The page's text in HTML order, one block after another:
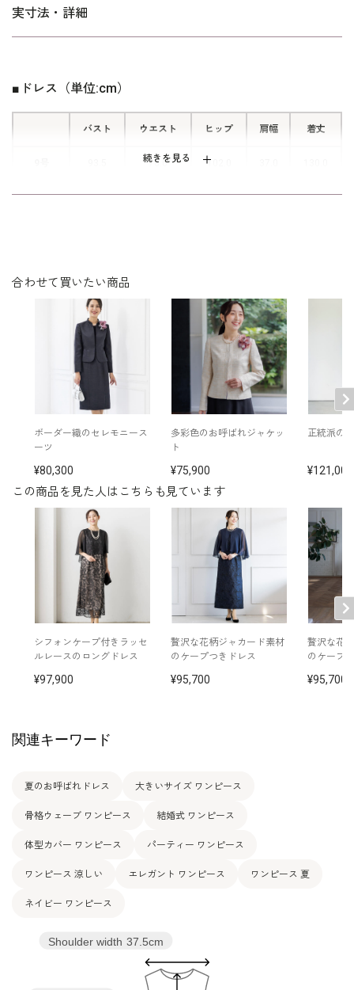
繊細さのあるレースで仕立てたロング
実寸法・詳細
続きを見る
■ドレス（単位:cm）
バスト ウエスト ヒップ 肩幅 着丈
78.0 102.0
11号 97.5 82.0 106.0 37.5 131.0
表地：ポリエステル100％（シャインフラワーレース）
裏地：ポリエステル100％
洗濯方法：ご自宅で洗濯可
後ろファスナー
※モデル着用：
ネックレス /
5519505-91
バッグ /5520201-91
※モデル：身長160cm 9号着用
■ケープ（単位:cm）
バスト 後着丈 袖丈
104.5 62.0
108.5 37.0 62.5
13号 112.5 37.5 63.0 36.0
15号 38.5 36.0
素材 ポリエステル100％（シフォン）
この商品を見た人はこちらも見ています
シフォンケープ付きラッセ
ルレースのロングドレス
97,900
贅沢な花柄ジャカード素材
のケープつきドレス
95,700
贅沢な花
のケープ
95,700
合わせて買いたい商品
ボーダー織のセレモニース
ーツ
80,300
多彩色のお呼ばれジャケッ
ト
75,900
正統派の
121,000
関連キーワード
夏のお呼ばれドレス 大きいサイズ ワンピース
骨格ウェーブ ワンピース 結婚式 ワンピース
体型カバー ワンピース パーティー ワンピース
ワンピース 涼しい エレガント ワンピース ワンピース 夏
ネイビー ワンピース
Shoulder width 37.5cm